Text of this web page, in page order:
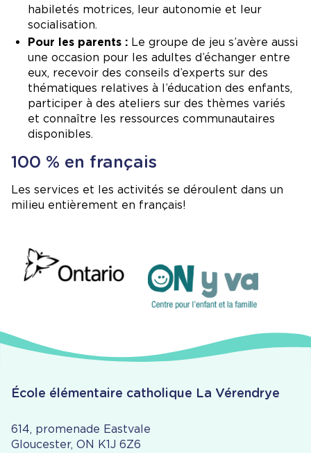
habiletés motrices, leur autonomie et leur
socialisation.
Pour les parents : Le groupe de jeu s’avère aussi
une occasion pour les adultes d’échanger entre
eux, recevoir des conseils d’experts sur des
thématiques relatives à l’éducation des enfants,
participer à des ateliers sur des thèmes variés
et connaître les ressources communautaires
disponibles.
100 % en français
Les services et les activités se déroulent dans un
milieu entièrement en français!
Image
École élémentaire catholique La Vérendrye
614, promenade Eastvale
Gloucester, ON K1J 6Z6